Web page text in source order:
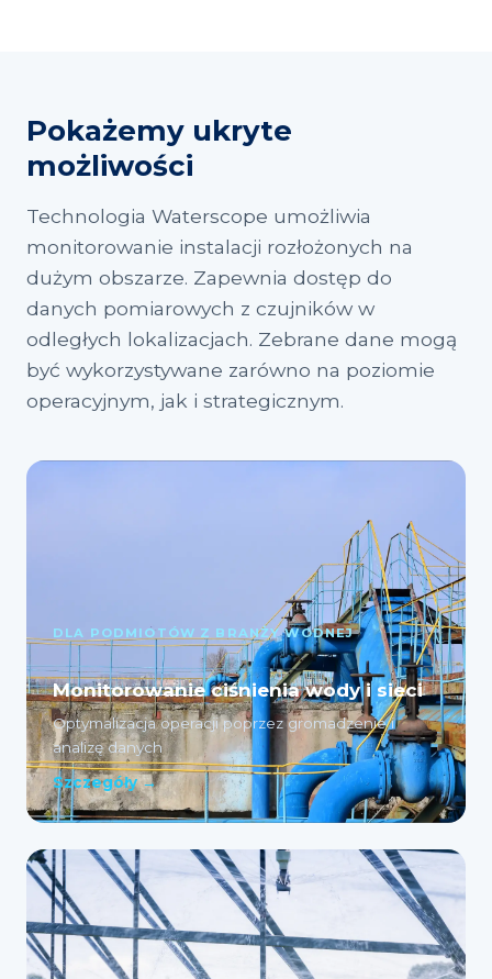
Pokażemy ukryte
możliwości
Technologia Waterscope umożliwia
monitorowanie instalacji rozłożonych na
dużym obszarze. Zapewnia dostęp do
danych pomiarowych z czujników w
odległych lokalizacjach. Zebrane dane mogą
być wykorzystywane zarówno na poziomie
operacyjnym, jak i strategicznym.
DLA PODMIOTÓW Z BRANŻY WODNEJ
Monitorowanie ciśnienia wody i sieci
Optymalizacja operacji poprzez gromadzenie i
analizę danych
Szczegóły →